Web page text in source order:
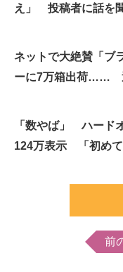
え」 投稿者に話を
ネットで大絶賛「ブ
ーに7万箱出荷……
「数やば」 ハード
124万表示 「初めて
前